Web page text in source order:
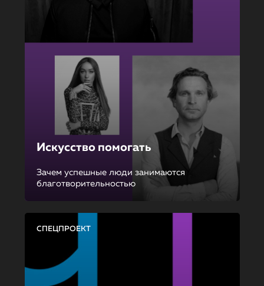
Искусство помогать
Зачем успешные люди занимаются
благотворительностью
СПЕЦПРОЕКТ